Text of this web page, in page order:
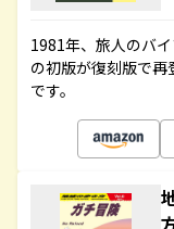
1981年、旅人のバ
の初版が復刻版で
です。